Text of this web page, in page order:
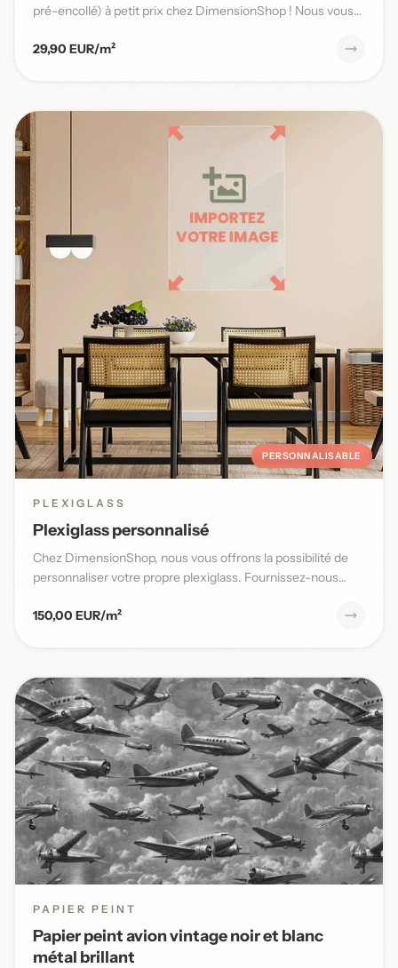
pré-encollé) à petit prix chez DimensionShop ! Nous vous
29,90 EUR/m²
PERSONNALISABLE
PLEXIGLASS
Plexiglass personnalisé
Chez DimensionShop, nous vous offrons la possibilité de
personnaliser votre propre plexiglass. Fournissez-nous
150,00 EUR/m²
PAPIER PEINT
Papier peint avion vintage noir et blanc
métal brillant